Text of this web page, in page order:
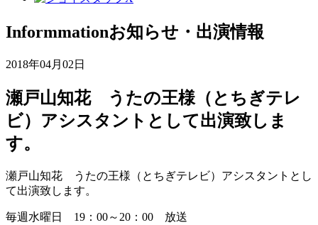
Informmationお知らせ・出演情報
2018年04月02日
瀬戸山知花 うたの王様（とちぎテレ
ビ）アシスタントとして出演致しま
す。
瀬戸山知花 うたの王様（とちぎテレビ）アシスタントとし
て出演致します。
毎週水曜日 19：00～20：00 放送